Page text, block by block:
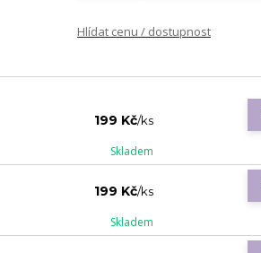
Hlídat cenu / dostupnost
199 Kč/ks
Skladem
199 Kč/ks
Skladem